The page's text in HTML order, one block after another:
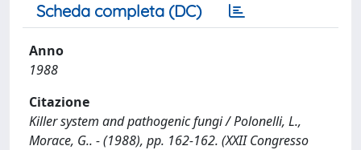
Scheda completa (DC)
Anno
1988
Citazione
Killer system and pathogenic fungi / Polonelli, L.,
Morace, G.. - (1988), pp. 162-162. (XXII Congresso